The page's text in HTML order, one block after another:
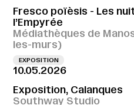
Fresco poïèsis - Les
l’Empyrée
Médiathèques de
les-murs)
EXPOSITION
10.05.2026
Exposition, Calanques
Southway Studio